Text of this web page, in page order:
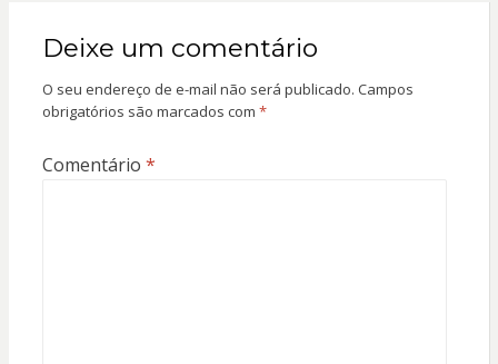
Deixe um comentário
O seu endereço de e-mail não será publicado. Campos
obrigatórios são marcados com *
Comentário *